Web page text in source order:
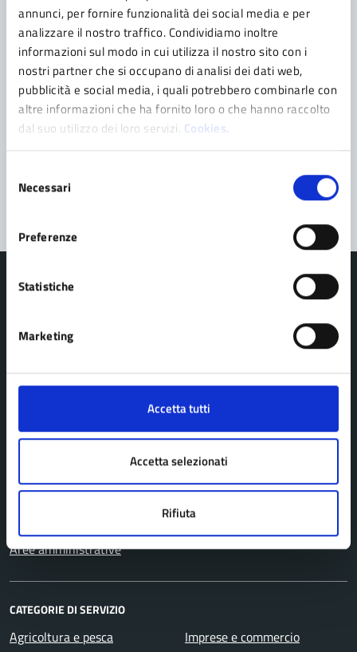
annunci, per fornire funzionalità dei social media e per
analizzare il nostro traffico. Condividiamo inoltre
informazioni sul modo in cui utilizza il nostro sito con i
nostri partner che si occupano di analisi dei dati web,
pubblicità e social media, i quali potrebbero combinarle con
altre informazioni che ha fornito loro o che hanno raccolto
dal suo utilizzo dei loro servizi. Cookies.
delNecessari
Preferenze
Statistiche
Marketing
Accetta tutti
Accetta selezionati
Rifiuta
Contatta il comune
Leggi le domande frequenti
Richiedi assistenza
Prenota appuntamento
Problemi in città
Segnala disservizio
Comune di Pavullo nel Frignano
Personale amministrativo
Enti e fondazioni
Aree amministrative
CATEGORIE DI SERVIZIO
Agricoltura e pesca
Imprese e commercio